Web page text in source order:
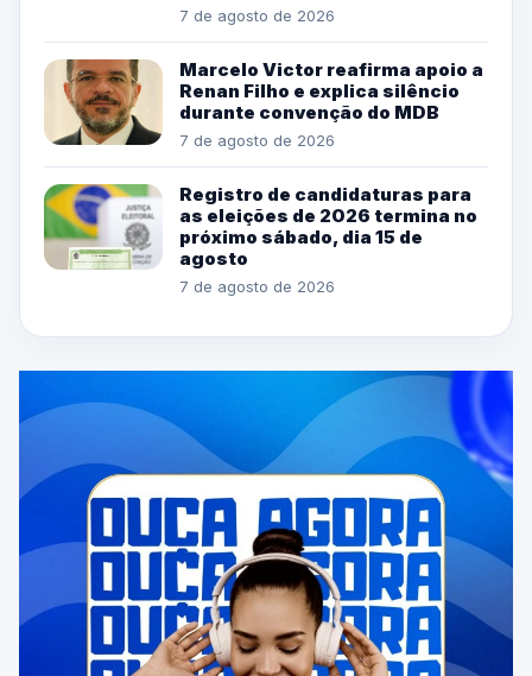
7 de agosto de 2026
Marcelo Victor reafirma apoio a
Renan Filho e explica silêncio
durante convenção do MDB
7 de agosto de 2026
Registro de candidaturas para
as eleições de 2026 termina no
próximo sábado, dia 15 de
agosto
7 de agosto de 2026